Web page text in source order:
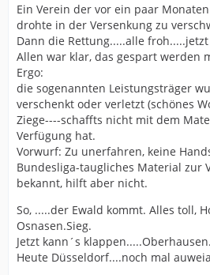
Ein Verein der vor ein paar
drohte in der Versenkung zu
Dann die Rettung.....alle
Allen war klar, das gespart werden
Ergo:
die sogenannten Leistungsträger
verschenkt oder verletzt (schönes
Ziege----schaffts nicht mit dem
Verfügung hat.
Vorwurf: Zu unerfahren, keine
Bundesliga-taugliches Material zur
bekannt, hilft aber nicht.
So, .....der Ewald kommt. Alles toll,
Osnasen.Sieg.
Jetzt kann´s
Heute Düsseldorf....noch mal